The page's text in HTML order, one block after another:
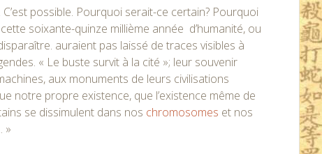
possible. Pourquoi serait-ce certain? Pourquoi
soixante-quinze millième année d’humanité, ou
auraient pas laissé de traces visibles à
« Le buste survit à la cité »; leur souvenir
aux monuments de leurs civilisations
notre propre existence, que l’existence même de
se dissimulent dans nos chromosomes et nos
»